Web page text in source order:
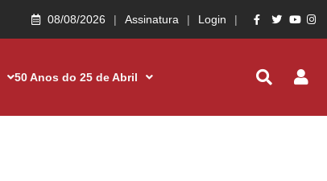
08/08/2026 Assinatura Login
50 Anos do 25 de Abril